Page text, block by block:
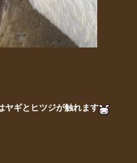
ヤギとヒツジが触れます